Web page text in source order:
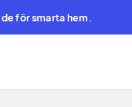
för smarta hem.